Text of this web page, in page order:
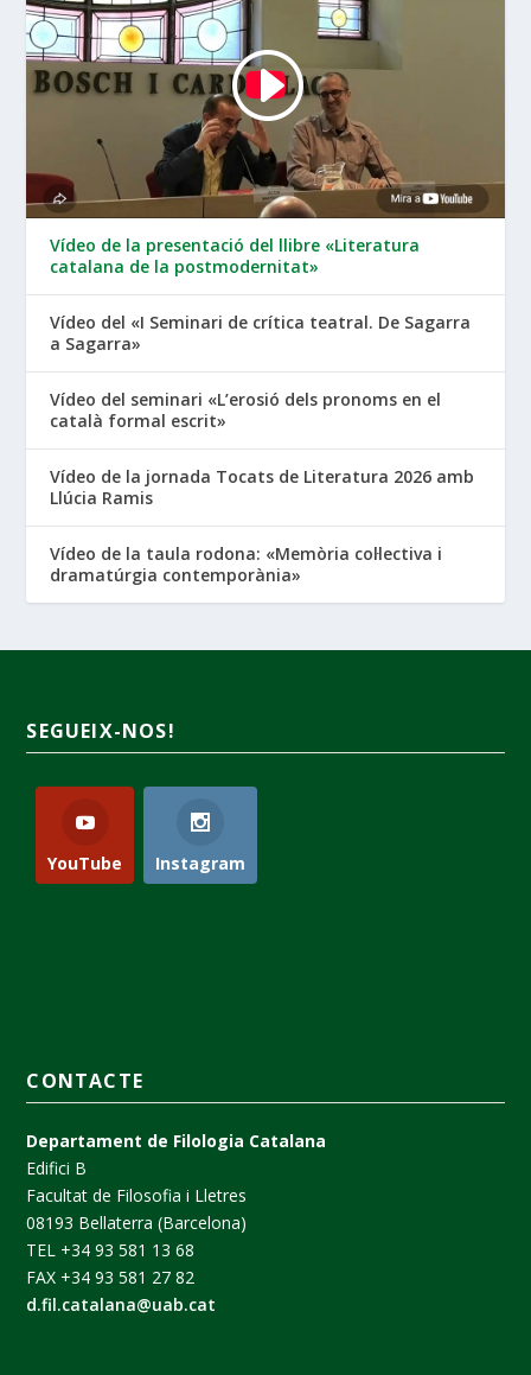
Vídeo de la presentació del llibre «Literatura
catalana de la postmodernitat»
Vídeo del «I Seminari de crítica teatral. De Sagarra
a Sagarra»
Vídeo del seminari «L’erosió dels pronoms en el
català formal escrit»
Vídeo de la jornada Tocats de Literatura 2026 amb
Llúcia Ramis
Vídeo de la taula rodona: «Memòria col·lectiva i
dramatúrgia contemporània»
SEGUEIX-NOS!
YouTube Instagram
CONTACTE
Departament de Filologia Catalana
Edifici B
Facultat de Filosofia i Lletres
08193 Bellaterra (Barcelona)
TEL +34 93 581 13 68
FAX +34 93 581 27 82
d.fil.catalana@uab.cat